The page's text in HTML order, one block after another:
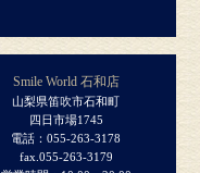
Smile World 石和店
山梨県笛吹市石和町
四日市場1745
電話：055-263-3178
fax.055-263-3179